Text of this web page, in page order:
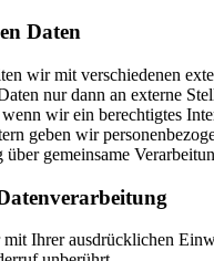
Daten
wir mit verschiedenen
nur dann an externe
wir ein berechtigtes
geben wir
gemeinsame
Ihrer ausdrücklichen